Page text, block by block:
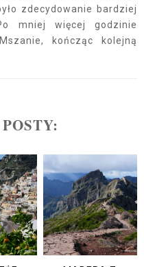
zdecydowanie bardziej
mniej więcej godzinie
kończąc kolejną